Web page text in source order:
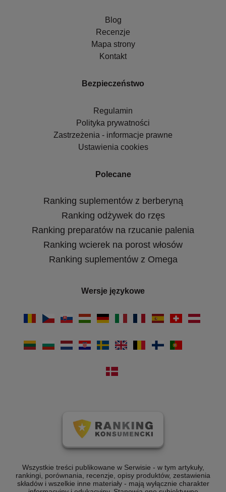
Blog
Recenzje
Mapa strony
Kontakt
Bezpieczeństwo
Regulamin
Polityka prywatności
Zastrzeżenia - informacje prawne
Ustawienia cookies
Polecane
Ranking suplementów z berberyną
Ranking odżywek do rzęs
Ranking preparatów na rzucanie palenia
Ranking wcierek na porost włosów
Ranking suplementów z Omega
Wersje językowe
Wszystkie treści publikowane w Serwisie - w tym artykuły,
rankingi, porównania, recenzje, opisy produktów, zestawienia
składów i wszelkie inne materiały - mają wyłącznie charakter